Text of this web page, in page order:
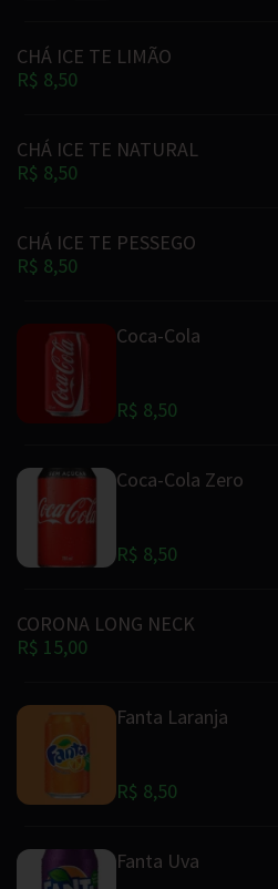
CHÁ ICE TE LIMÃO
R$ 8,50
CHÁ ICE TE NATURAL
R$ 8,50
CHÁ ICE TE PESSEGO
R$ 8,50
Coca-Cola
R$ 8,50
Coca-Cola Zero
R$ 8,50
CORONA LONG NECK
R$ 15,00
Fanta Laranja
R$ 8,50
Fanta Uva